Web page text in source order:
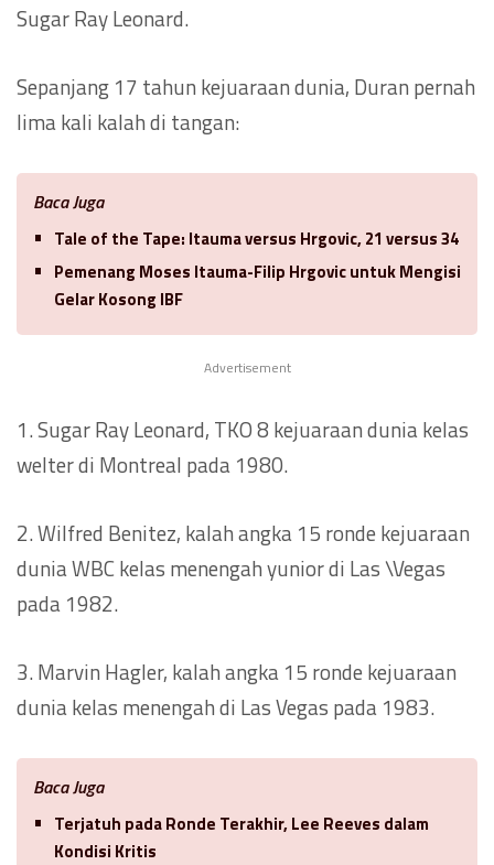
Sugar Ray Leonard.
Sepanjang 17 tahun kejuaraan dunia, Duran pernah
lima kali kalah di tangan:
Baca Juga
Tale of the Tape: Itauma versus Hrgovic, 21 versus 34
Pemenang Moses Itauma-Filip Hrgovic untuk Mengisi
Gelar Kosong IBF
Advertisement
1. Sugar Ray Leonard, TKO 8 kejuaraan dunia kelas
welter di Montreal pada 1980.
2. Wilfred Benitez, kalah angka 15 ronde kejuaraan
dunia WBC kelas menengah yunior di Las \Vegas
pada 1982.
3. Marvin Hagler, kalah angka 15 ronde kejuaraan
dunia kelas menengah di Las Vegas pada 1983.
Baca Juga
Terjatuh pada Ronde Terakhir, Lee Reeves dalam
Kondisi Kritis